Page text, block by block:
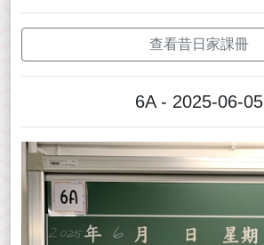
查看昔日家課冊
6A - 2025-06-05